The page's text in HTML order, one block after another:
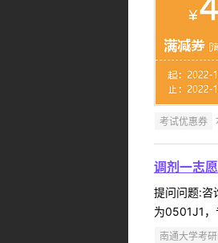
考试优惠券
调剂一志
提问问题:咨
为0501J1，
南通大学考